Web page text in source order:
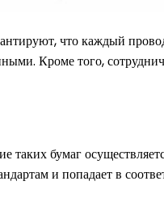
что каждый
Кроме того,
бумаг
и попадает в